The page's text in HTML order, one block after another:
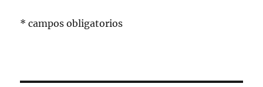
* campos obligatorios